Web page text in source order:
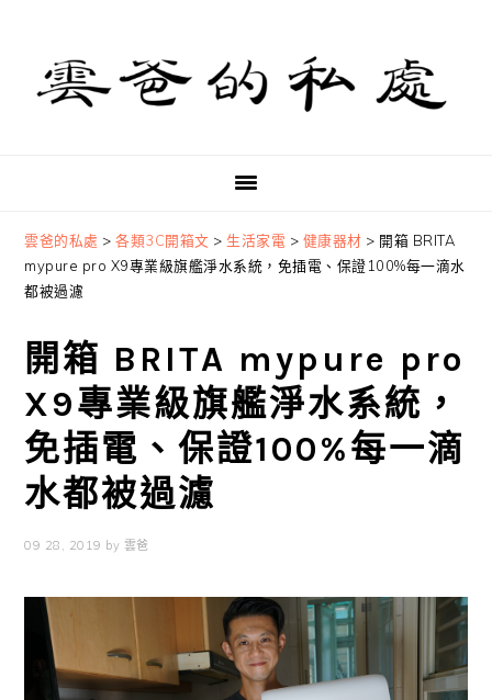
primary
navigation
content
primary
sidebar
雲爸的私處 >各類3C開箱文 > 生活家電 > 健康器材 > 開箱 BRITA
mypure pro X9專業級旗艦淨水系統，免插電、保證100%每一滴水
都被過濾
開箱 BRITA mypure pro
X9專業級旗艦淨水系統，
免插電、保證100%每一滴
水都被過濾
09 28, 2019 by 雲爸